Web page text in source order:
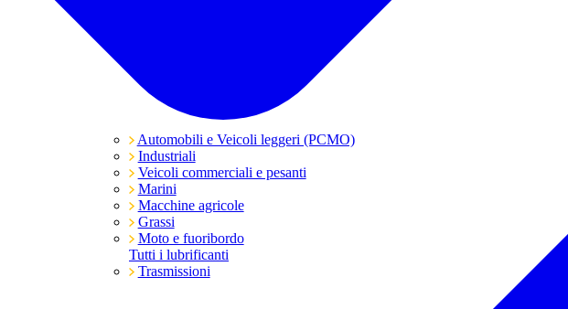
Automobili e Veicoli leggeri (PCMO)
Industriali
Veicoli commerciali e pesanti
Marini
Macchine agricole
Grassi
Moto e fuoribordo
Tutti i lubrificanti
Trasmissioni